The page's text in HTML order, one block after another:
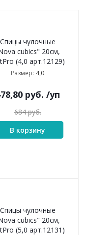
Спицы чулочные
cubics" 20см,
(4,0 арт.12129)
Размер: 4,0
руб. /уп
684руб.
В корзину
Спицы чулочные
cubics" 20см,
(5,0 арт.12131)